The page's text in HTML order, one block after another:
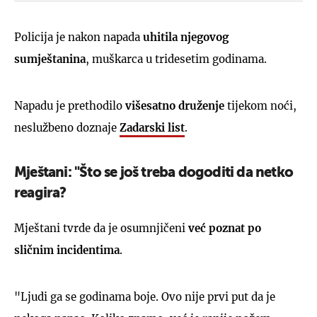
Policija je nakon napada uhitila njegovog
sumještanina, muškarca u tridesetim godinama.
Napadu je prethodilovišesatno druženje tijekom noći,
neslužbeno doznaje Zadarski list.
Mještani: "Što se još treba dogoditi da netko
reagira?
Mještani tvrde da je osumnjičeniveć poznat po
sličnim incidentima.
"Ljudi ga se godinama boje. Ovo nije prvi put da je